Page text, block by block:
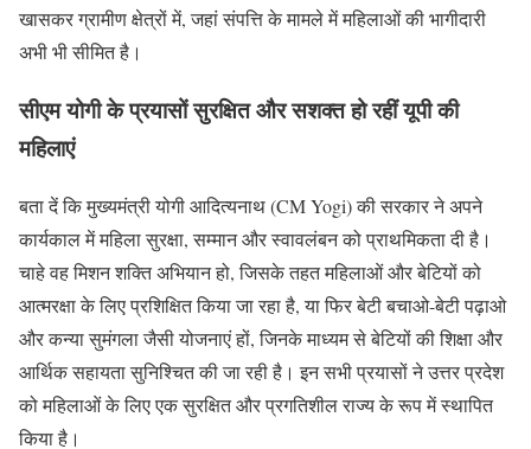
खासकर ग्रामीण क्षेत्रों में, जहां संपत्ति के मामले में महिलाओं की भागीदारी
अभी भी सीमित है।
सीएम योगी के प्रयासों सुरक्षित और सशक्त हो रहीं यूपी की
महिलाएं
बता दें कि मुख्यमंत्री योगी आदित्यनाथ (CM Yogi) की सरकार ने अपने
कार्यकाल में महिला सुरक्षा, सम्मान और स्वावलंबन को प्राथमिकता दी है।
चाहे वह मिशन शक्ति अभियान हो, जिसके तहत महिलाओं और बेटियों को
आत्मरक्षा के लिए प्रशिक्षित किया जा रहा है, या फिर बेटी बचाओ-बेटी पढ़ाओ
और कन्या सुमंगला जैसी योजनाएं हों, जिनके माध्यम से बेटियों की शिक्षा और
आर्थिक सहायता सुनिश्चित की जा रही है। इन सभी प्रयासों ने उत्तर प्रदेश
को महिलाओं के लिए एक सुरक्षित और प्रगतिशील राज्य के रूप में स्थापित
किया है।